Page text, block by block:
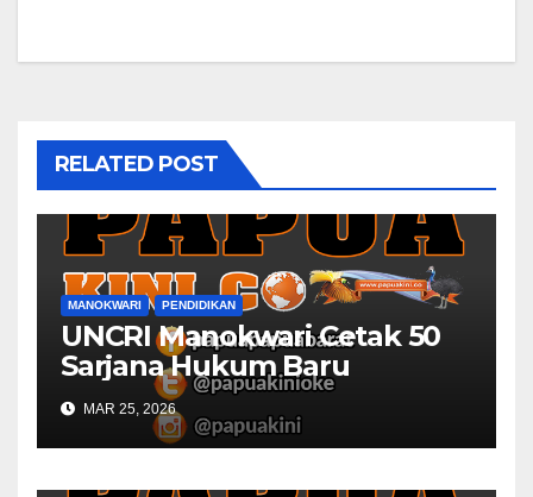
RELATED POST
MANOKWARI PENDIDIKAN
UNCRI Manokwari Cetak 50
Sarjana Hukum Baru
MAR 25, 2026